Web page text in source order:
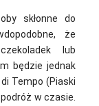
skłonne do
że
lub
będzie jednak
Tempo (Piaski
w czasie.